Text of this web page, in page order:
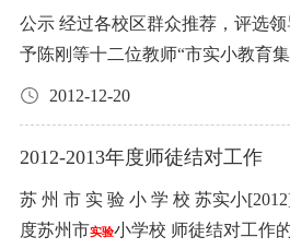
标人单位（盖章）： 投标人（签名）： 身份证号码： 投标
时间： 附表九：
小学教育集团
金额 粉丝 斤 250 香菇 斤 200 扁尖 斤 150 腐竹 斤 120 榨菜
1、本次投标中标价精确到角（0.1元）。 2、食品
要求见说明书，请各投标人详细了解。 3、本表复印
未盖学校公章无效。 投标人单位（盖章）： 投标人（签
秀。 （三）全年病事假累计达半年工作日及以上者，当年
度不能参加年度考核。 （四）连续病事假半年以上者，病
作一个月，然后由校长室决定是否
的这个月不享受教职工正常上班的待遇。 （六
（连续病假半年以上）的教职工，
级数的50％，第二年享受80％，2
受100％。如果2年未能满师者继续
金： （1）奖优金： ①评到年度考核优秀、个人嘉奖者。
先进的集体（500～1000元/个）。 ③当年度教职工获荣誉
奖励，按学校相关评优规定操作。 ④全勤奖。上半年度全
勤者奖励200元。下半年度全勤者奖励200元
江明珠幼儿园 陈 萍、王 莉(幼大)、丰新娜、周梦瑶 二、20
12年度记三等功奖励者：唐 颉、刘晓萍、钱春亚 三、2012
年度第二届优秀管理团队： 1、市实小本部教务处 2、市实
小本部学生处 3、市实小本部一年级组 4、市实小本部三年
级组 5、市实小本部语文大组(含苏教版组、韵语组) 6、市
霞、戈静芳 东 校 区（1人）：刘晓萍 吴江 明珠 学校（1
人）：丰新娜 本 部 幼 儿 园（1人）：李 薇 吴江明珠幼儿
园（1人）：陈 萍 （二）第四届师德先进（15人）： 市 实
小 本 部（4人）：华 莉、莫 威、吴泠玉、黄立宇 相 城 实
小（3人）：孔庆沂、王毅静、马文俊 东 校 区（2人）
公示 经过各校区群众推荐，评选领导小组审议，最终拟授
予陈刚等十二位教师“市实小教育
员”荣誉称号，华莉等十五位教师“
党员（12人）： 市 实 小 本 部（4人）：陈 刚、解超超、
霞、戈静芳 东 校 区（1人）：刘晓萍 吴江 明珠 学校（1
人）：丰新娜 本 部 幼 儿 园（1人）：李 薇 吴江明珠幼儿
2012-12-20
2012-2013年度师徒结对工作
苏 州 市 实 验 小 学 校 苏实小[2012]4号 关于2012-2013学年
度苏州市实验小学校 师徒结对工作的通知 培养年轻的新教